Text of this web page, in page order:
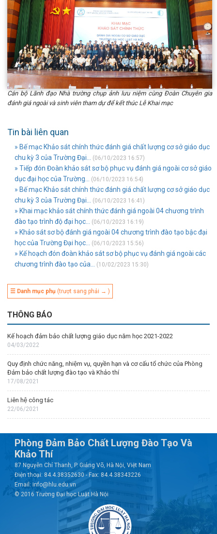
Cán bộ Lãnh đạo Nhà trường chụp ảnh lưu niệm cùng Đoàn Chuyên gia
đánh giá ngoài và sinh viên tham dự để kết thúc Lễ Khai mạc
Tin bài liên quan
» Bế mạc Khảo sát chính thức đánh giá chất lượng cơ sở giáo dục
chu kỳ 3 của Trường Đại... (06/10/2023 16:57)
» Tiếp đón Đoàn khảo sát sơ bộ phục vụ đánh giá ngoài cơ sở giáo
dục đại học của Trường... (06/10/2023 16:54)
» Bế mạc Khảo sát chính thức đánh giá chất lượng cơ sở giáo dục
chu kỳ 3 của Trường Đại... (06/10/2023 16:41)
» Khai mạc khảo sát chính thức đánh giá ngoài 04 chương trình
đào tạo trình độ đại học... (06/10/2023 16:19)
» Khảo sát sơ bộ đánh giá ngoài 04 chương trình đào tạo bậc đại
học của Trường Đại học... (06/10/2023 15:56)
» Kế hoạch đón đoàn khảo sát sơ bộ phục vụ đánh giá ngoài các
chương trình đào tạo của... (10/02/2023 15:30)
☰ Danh mục phụ (trượt sang phải → )
THÔNG BÁO
Kế hoạch đảm bảo chất lượng giáo dục năm học 2021-2022
04/03/2022
Quy định chức năng, nhiệm vụ, quyền hạn và cơ cấu tổ chức của Phòng
Đảm bảo chất lượng đào tạo và Khảo thí
17/08/2021
Liên hệ công tác
22/06/2021
Phòng Đảm Bảo Chất Lượng Đào Tạo Và
Khảo Thí
87 Nguyễn Chí Thanh, P. Giảng Võ, Hà Nội, Việt Nam
Điện thoại: 84.4.38352630 - Fax: 84.4.38343226
Email: info@hlu.edu.vn
© 2016 Trường Đại học Luật Hà Nội